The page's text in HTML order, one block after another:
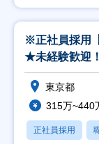
※正社員採用
★未経験歓迎
東京都
315万~440
正社員採用